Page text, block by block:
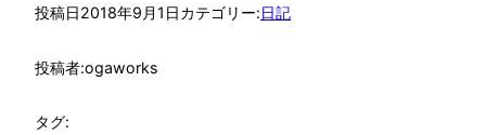
投稿日2018年9月1日カテゴリー:日記
投稿者:ogaworks
タグ: